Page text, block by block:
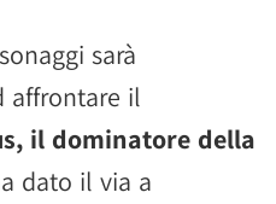
sarà
affrontare il
il dominatore della
dato il via a